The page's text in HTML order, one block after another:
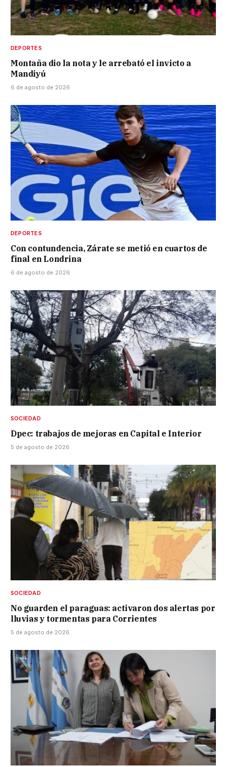
DEPORTES
Montaña dio la nota y le arrebató el invicto a
Mandiyú
6 de agosto de 2026
DEPORTES
Con contundencia, Zárate se metió en cuartos de
final en Londrina
6 de agosto de 2026
SOCIEDAD
Dpec: trabajos de mejoras en Capital e Interior
5 de agosto de 2026
SOCIEDAD
No guarden el paraguas: activaron dos alertas por
lluvias y tormentas para Corrientes
5 de agosto de 2026